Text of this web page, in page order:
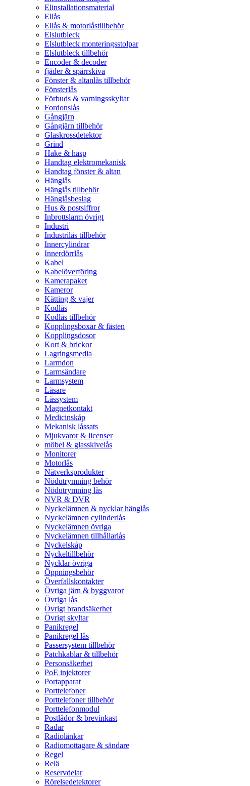
Elinstallationsmaterial
Ellås
Ellås & motorlåstillbehör
Elslutbleck
Elslutbleck monteringsstolpar
Elslutbleck tillbehör
Encoder & decoder
fjäder & spärrskiva
Fönster & altanlås tillbehör
Fönsterlås
Förbuds & varningsskyltar
Fordonslås
Gångjärn
Gångjärn tillbehör
Glaskrossdetektor
Grind
Hake & hasp
Handtag elektromekanisk
Handtag fönster & altan
Hänglås
Hänglås tillbehör
Hänglåsbeslag
Hus & postsiffror
Inbrottslarm övrigt
Industri
Industrilås tillbehör
Innercylindrar
Innerdörrlås
Kabel
Kabelöverföring
Kamerapaket
Kameror
Kätting & vajer
Kodlås
Kodlås tillbehör
Kopplingsboxar & fästen
Kopplingsdosor
Kort & brickor
Lagringsmedia
Larmdon
Larmsändare
Larmsystem
Läsare
Låssystem
Magnetkontakt
Medicinskåp
Mekanisk låssats
Mjukvaror & licenser
möbel & glasskivelås
Monitorer
Motorlås
Nätverksprodukter
Nödutrymning behör
Nödutrymning lås
NVR & DVR
Nyckelämnen & nycklar hänglås
Nyckelämnen cylinderlås
Nyckelämnen övriga
Nyckelämnen tillhållarlås
Nyckelskåp
Nyckeltillbehör
Nycklar övriga
Öppningsbehör
Överfallskontakter
Övriga järn & byggvaror
Övriga lås
Övrigt brandsäkerhet
Övrigt skyltar
Panikregel
Panikregel lås
Passersystem tillbehör
Patchkablar & tillbehör
Personsäkerhet
PoE injektorer
Portapparat
Porttelefoner
Porttelefoner tillbehör
Porttelefonmodul
Postlådor & brevinkast
Radar
Radiolänkar
Radiomottagare & sändare
Regel
Relä
Reservdelar
Rörelsedetektorer